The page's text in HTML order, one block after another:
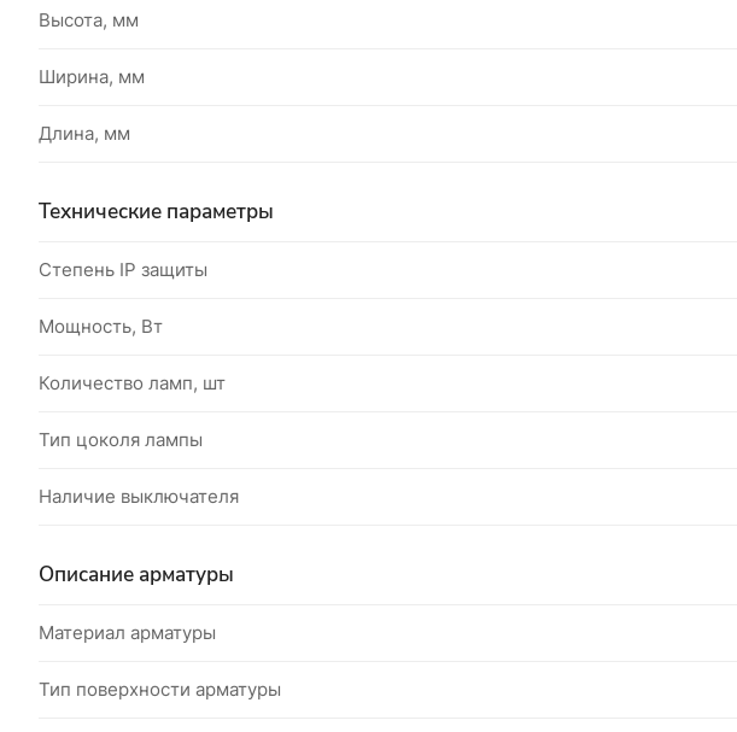
Высота, мм
Ширина, мм
Длина, мм
Технические параметры
Степень IP защиты
Мощность, Вт
Количество ламп, шт
Тип цоколя лампы
Наличие выключателя
Описание арматуры
Материал арматуры
Тип поверхности арматуры